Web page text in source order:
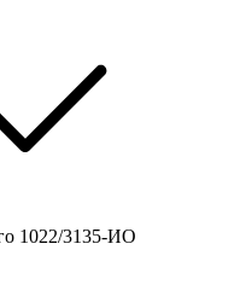
1022/3135-ИО